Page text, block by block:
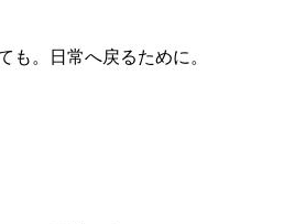
も。日常へ戻るために。